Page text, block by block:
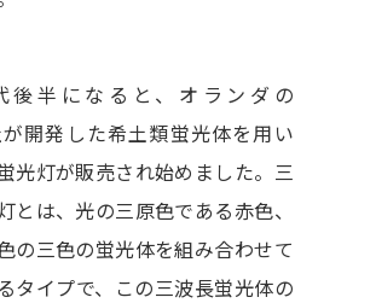
後半になると、オランダの
開発した希土類蛍光体を用い
光灯が販売され始めました。三
とは、光の三原色である赤色、
の三色の蛍光体を組み合わせて
タイプで、この三波長蛍光体の